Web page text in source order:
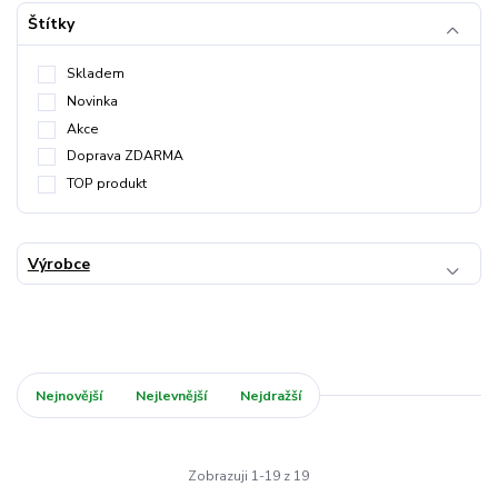
Štítky
Skladem
Novinka
Akce
Doprava ZDARMA
TOP produkt
Výrobce
Nejnovější Nejlevnější Nejdražší
Zobrazuji 1-19 z 19